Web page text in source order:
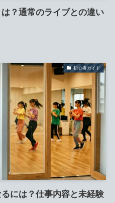
？通常のライブとの違い
初心者ガイド
には？仕事内容と未経験